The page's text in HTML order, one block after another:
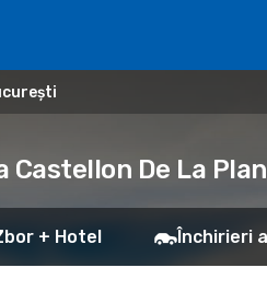
De La
+ Hotel Închirieri